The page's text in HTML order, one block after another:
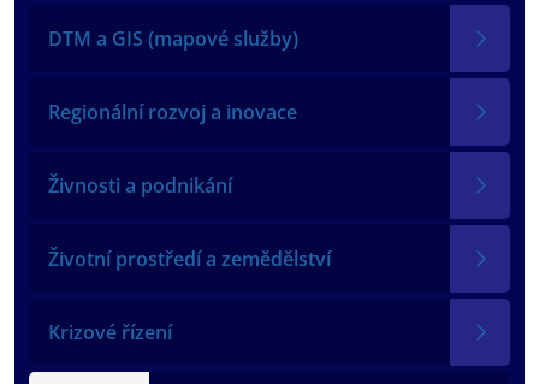
DTM a GIS (mapové služby)
Regionální rozvoj a inovace
Živnosti a podnikání
Životní prostředí a zemědělství
Krizové řízení